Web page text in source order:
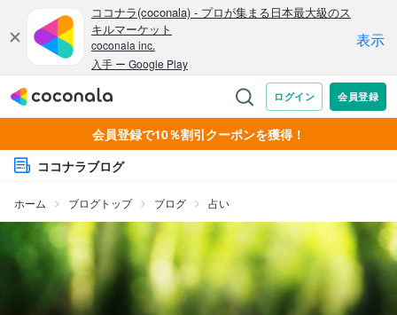
会員登録で10％割引クーポンを獲得！
ココナラブログ
ホーム ブログトップ ブログ 占い